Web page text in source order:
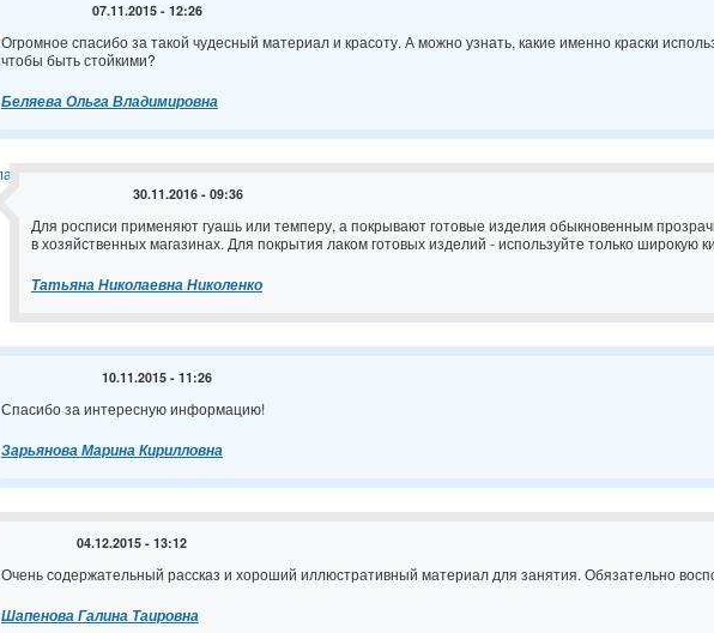
07.11.2015 - 12:26
Огромное спасибо за такой чудесный материал и красоту. А можно узнать, какие именно краски
чтобы быть стойкими?
Беляева Ольга Владимировна
30.11.2016 - 09:36
Для росписи применяют гуашь или темперу, а покрывают готовые изделия обыкновенным
в хозяйственных магазинах. Для покрытия лаком готовых изделий - используйте только широкую
Татьяна Николаевна Николенко
10.11.2015 - 11:26
Спасибо за интересную информацию!
Зарьянова Марина Кирилловна
04.12.2015 - 13:12
Очень содержательный рассказ и хороший иллюстративный материал для занятия. Обязательно
Шапенова Галина Таировна